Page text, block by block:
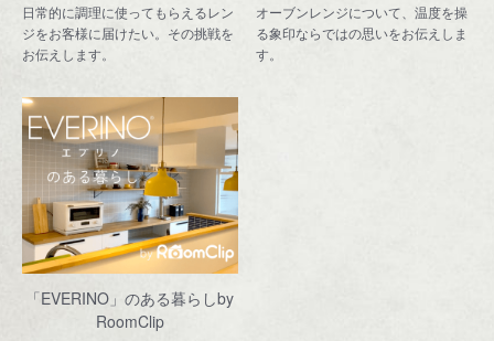
日常的に調理に使ってもらえるレン
ジをお客様に届けたい。その挑戦を
お伝えします。
オーブンレンジについて、温度を操
る象印ならではの思いをお伝えしま
す。
「EVERINO」のある暮らしby
RoomClip